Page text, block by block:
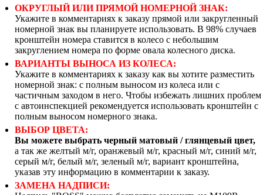
ОКРУГЛЫЙ ИЛИ ПРЯМОЙ НОМЕРНОЙ ЗНАК:
Укажите в комментариях к заказу прямой или закругленный
номерной знак вы планируете использовать. В 98% случаев
кронштейн номера ставится в колесо с небольшим
закруглением номера по форме овала колесного диска.
ВАРИАНТЫ ВЫНОСА ИЗ КОЛЕСА:
Укажите в комментариях к заказу как вы хотите разместить
номерной знак: с полным выносом из колеса или с
частичным заходом в него. Чтобы избежать лишних проблем
с автоинспекцией рекомендуется использовать кронштейн с
полным выносом номерного знака.
ВЫБОР ЦВЕТА:
Вы можете выбрать черный матовый / глянцевый цвет,
а так же желтый м/г, оранжевый м/г, красный м/г, синий м/г,
серый м/г, белый м/г, зеленый м/г, вариант кронштейна,
указав эту информацию в комментарии к заказу.
ЗАМЕНА НАДПИСИ: